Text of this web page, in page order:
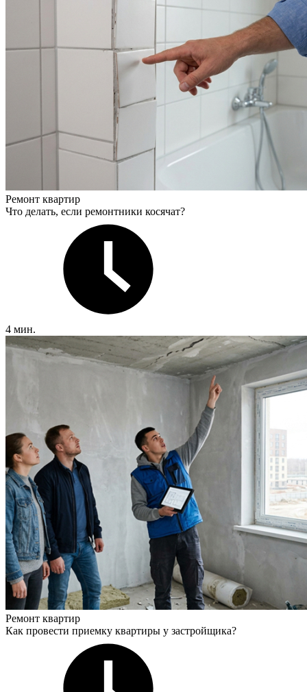
Ремонт квартир
Что делать, если ремонтники косячат?
4 мин.
Ремонт квартир
Как провести приемку квартиры у застройщика?